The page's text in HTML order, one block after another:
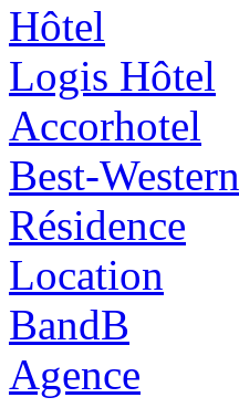
Hôtel
Logis Hôtel
Accorhotel
Best-Western
Résidence
Location
BandB
Agence